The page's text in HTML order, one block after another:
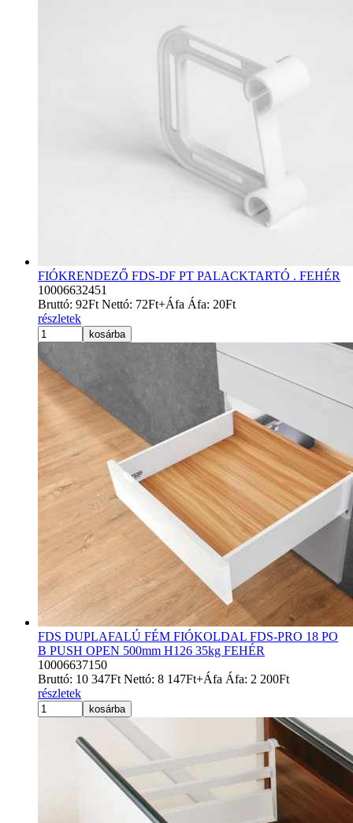
FIÓKRENDEZŐ FDS-DF PT PALACKTARTÓ . FEHÉR
10006632451
Bruttó: 92Ft Nettó: 72Ft+Áfa Áfa: 20Ft
részletek
kosárba
FDS DUPLAFALÚ FÉM FIÓKOLDAL FDS-PRO 18 PO
B PUSH OPEN 500mm H126 35kg FEHÉR
10006637150
Bruttó: 10 347Ft Nettó: 8 147Ft+Áfa Áfa: 2 200Ft
részletek
kosárba